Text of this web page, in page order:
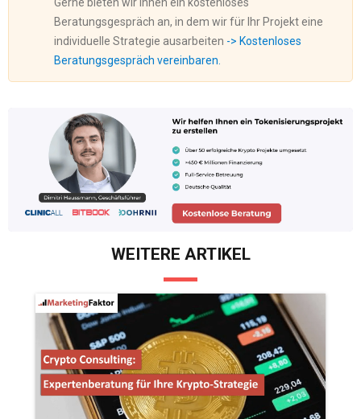
Gerne bieten wir Ihnen ein kostenloses
Beratungsgespräch an, in dem wir für Ihr Projekt eine
individuelle Strategie ausarbeiten -> Kostenloses
Beratungsgespräch vereinbaren.
WEITERE ARTIKEL